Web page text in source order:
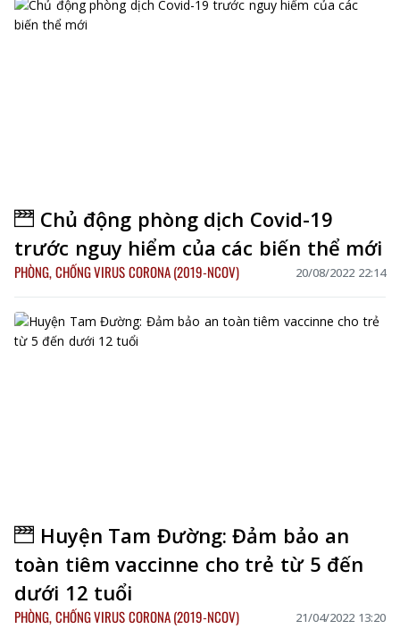
Chủ động phòng dịch Covid-19
trước nguy hiểm của các biến thể mới
PHÒNG, CHỐNG VIRUS CORONA (2019-NCOV) 20/08/2022 22:14
Huyện Tam Đường: Đảm bảo an
toàn tiêm vaccinne cho trẻ từ 5 đến
dưới 12 tuổi
PHÒNG, CHỐNG VIRUS CORONA (2019-NCOV) 21/04/2022 13:20